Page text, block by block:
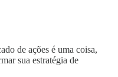
de ações é uma coisa,
sua estratégia de